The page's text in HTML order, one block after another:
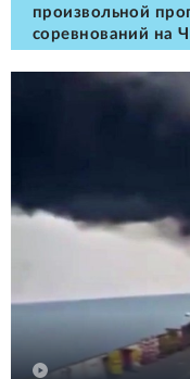
произвольной
соревнований на